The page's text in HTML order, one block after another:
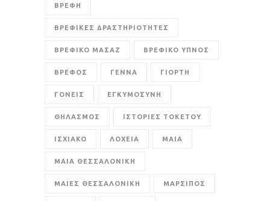
ΒΡΕΦΗ
ΒΡΕΦΙΚΕΣ ΔΡΑΣΤΗΡΙΟΤΗΤΕΣ
ΒΡΕΦΙΚΟ ΜΑΣΑΖ ΒΡΕΦΙΚΟ ΥΠΝΟΣ
ΒΡΕΦΟΣ ΓΕΝΝΑ ΓΙΟΡΤΗ
ΓΟΝΕΙΣ ΕΓΚΥΜΟΣΥΝΗ
ΘΗΛΑΣΜΟΣ ΙΣΤΟΡΙΕΣ ΤΟΚΕΤΟΥ
ΙΣΧΙΑΚΟ ΛΟΧΕΙΑ ΜΑΙΑ
ΜΑΙΑ ΘΕΣΣΑΛΟΝΙΚΗ
ΜΑΙΕΣ ΘΕΣΣΑΛΟΝΙΚΗ ΜΑΡΣΙΠΟΣ